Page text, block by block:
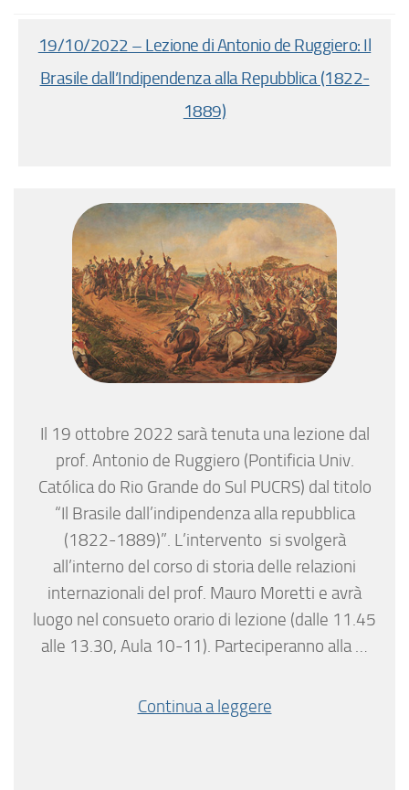
19/10/2022 – Lezione di Antonio de Ruggiero: Il
Brasile dall’Indipendenza alla Repubblica (1822-
1889)
Il 19 ottobre 2022 sarà tenuta una lezione dal
prof. Antonio de Ruggiero (Pontificia Univ.
Católica do Rio Grande do Sul PUCRS) dal titolo
“Il Brasile dall’indipendenza alla repubblica
(1822-1889)”. L’intervento si svolgerà
all’interno del corso di storia delle relazioni
internazionali del prof. Mauro Moretti e avrà
luogo nel consueto orario di lezione (dalle 11.45
alle 13.30, Aula 10-11). Parteciperanno alla …
Continua a leggere